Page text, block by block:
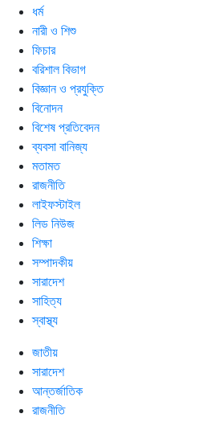
ধর্ম
নারী ও শিশু
ফিচার
বরিশাল বিভাগ
বিজ্ঞান ও প্রযুক্তি
বিনোদন
বিশেষ প্রতিবেদন
ব্যবসা বানিজ্য
মতামত
রাজনীতি
লাইফস্টাইল
লিড নিউজ
শিক্ষা
সম্পাদকীয়
সারাদেশ
সাহিত্য
স্বাস্থ্য
জাতীয়
সারাদেশ
আন্তর্জাতিক
রাজনীতি